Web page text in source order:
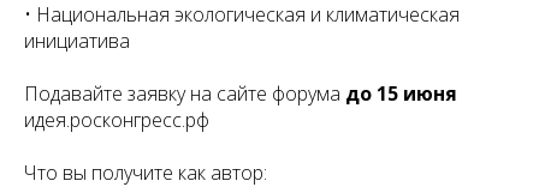
• Национальная экологическая и климатическая
инициатива
Подавайте заявку на сайте форума до 15 июня
идея.росконгресс.рф
Что вы получите как автор: